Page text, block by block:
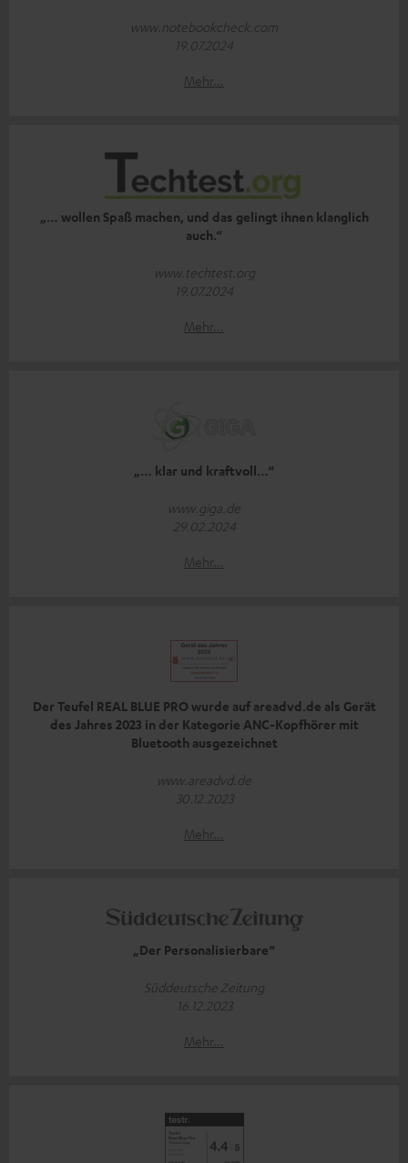
www.notebookcheck.com
19.07.2024
Mehr...
„… wollen Spaß machen, und das gelingt ihnen klanglich
auch.“
www.techtest.org
19.07.2024
Mehr...
„… klar und kraftvoll…“
www.giga.de
29.02.2024
Mehr...
Der Teufel REAL BLUE PRO wurde auf areadvd.de als Gerät
des Jahres 2023 in der Kategorie ANC-Kopfhörer mit
Bluetooth ausgezeichnet
www.areadvd.de
30.12.2023
Mehr...
„Der Personalisierbare“
Süddeutsche Zeitung
16.12.2023
Mehr...